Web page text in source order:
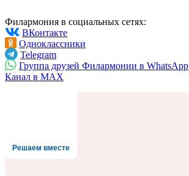
Филармония в социальных сетях:
ВКонтакте
Одноклассники
Telegram
Группа друзей Филармонии в WhatsApp
Канал в MAX
Решаем вместе